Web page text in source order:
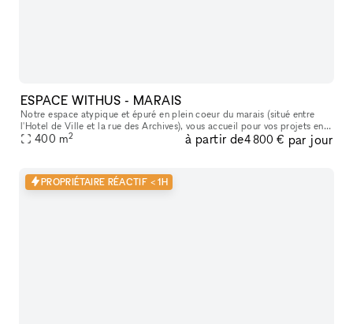
ESPACE WITHUS - MARAIS
Notre espace atypique et épuré en plein coeur du marais (situé entre
l'Hotel de Ville et la rue des Archives), vous accueil pour vos projets en
tout genre : Shooting/tournage , défilé , showroom , pr
400 m2 à partir de4 800 € par jour
PROPRIÉTAIRE RÉACTIF < 1H